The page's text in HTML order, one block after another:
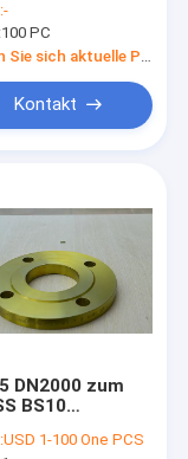
PN16 PN25
PN160
-
100 PC
Kontakt
DN2000 zum
BS10
Bad
USD 1-100 One PCS